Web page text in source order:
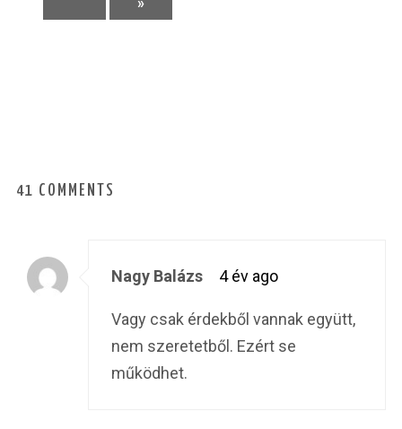
41 COMMENTS
Nagy Balázs 4 év ago
Vagy csak érdekből vannak együtt,
nem szeretetből. Ezért se
működhet.